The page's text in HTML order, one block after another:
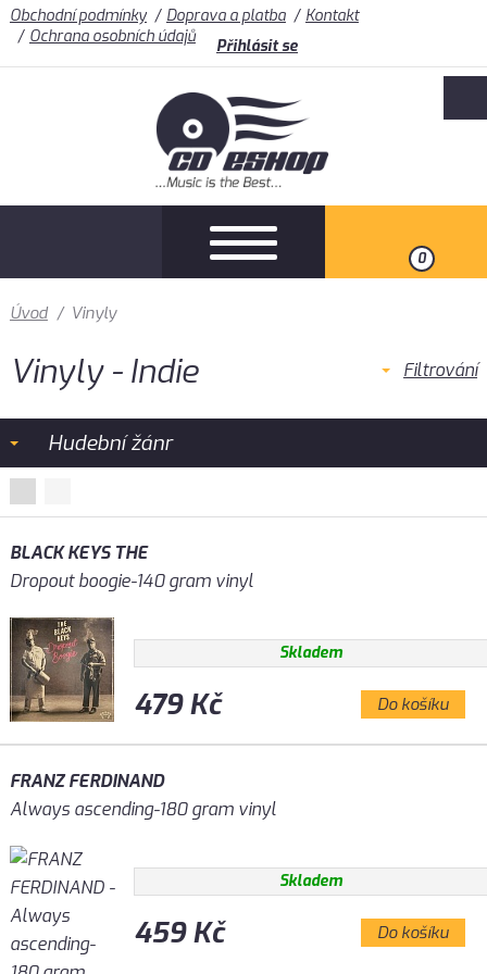
Obchodní podmínky Doprava a platba
Kontakt
Ochrana osobních údajů
Přihlásit se
0
Úvod / Vinyly
Vinyly - Indie Filtrování
Hudební žánr
BLACK KEYS THE
Dropout boogie-140 gram vinyl
Skladem
479 Kč Do košíku
FRANZ FERDINAND
Always ascending-180 gram vinyl
Skladem
459 Kč Do košíku